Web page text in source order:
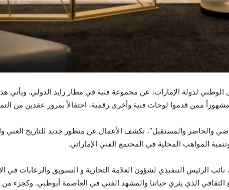
الوطني لدولة الإمارات، عن مجموعة فنية في مطار زايد الدولي. ويأتي
والحاضر والمستقبل”، تكشف الأعمال عن منظور جديد للتاريخ الغني
المواهب المحلية في المجتمع الفني الإماراتي.
الرئيس التنفيذي لشؤون العلامة التجارية و التسويق والرعايات في
الذي يثري حياتنا والمشهد الفني في العاصمة أبوظبي. وكجزء